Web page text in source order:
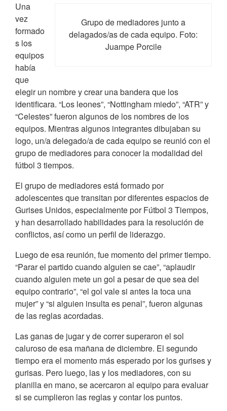
Grupo de mediadores junto a
delagados/as de cada equipo. Foto:
Juampe Porcile
Una
vez
formado
s los
equipos
había
que
elegir un nombre y crear una bandera que los
identificara. “Los leones”, “Nottingham miedo”, “ATR” y
“Celestes” fueron algunos de los nombres de los
equipos. Mientras algunos integrantes dibujaban su
logo, un/a delegado/a de cada equipo se reunió con el
grupo de mediadores para conocer la modalidad del
fútbol 3 tiempos.
El grupo de mediadores está formado por
adolescentes que transitan por diferentes espacios de
Gurises Unidos, especialmente por Fútbol 3 Tiempos,
y han desarrollado habilidades para la resolución de
conflictos, así como un perfil de liderazgo.
Luego de esa reunión, fue momento del primer tiempo.
“Parar el partido cuando alguien se cae”, “aplaudir
cuando alguien mete un gol a pesar de que sea del
equipo contrario”, “el gol vale si antes la toca una
mujer” y “si alguien insulta es penal”, fueron algunas
de las reglas acordadas.
Las ganas de jugar y de correr superaron el sol
caluroso de esa mañana de diciembre. El segundo
tiempo era el momento más esperado por los gurises y
gurisas. Pero luego, las y los mediadores, con su
planilla en mano, se acercaron al equipo para evaluar
si se cumplieron las reglas y contar los puntos.